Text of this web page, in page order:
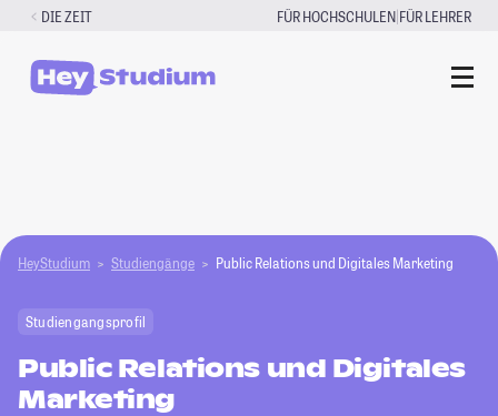
Zum
springen
DIE ZEIT FÜR HOCHSCHULEN|FÜR LEHRER
HeyStudium Studiengänge Public Relations und Digitales Marketing
Studiengangsprofil
Public Relations und Digitales
Marketing